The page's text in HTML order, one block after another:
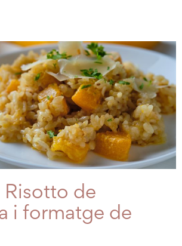
Risotto de
i formatge de